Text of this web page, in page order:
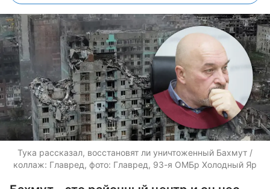
Тука рассказал, восстановят ли уничтоженный Бахмут /
коллаж: Главред, фото: Главред, 93-я ОМБр Холодный Яр